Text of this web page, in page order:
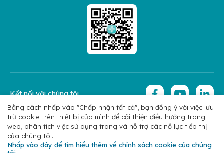
Chính sách bảo mật Copyright 2026 © Hoan My Corporation
Kết nối với chúng tôi
Bằng cách nhấp vào "Chấp nhận tất cả", bạn đồng ý với việc lưu
trữ cookie trên thiết bị của mình để cải thiện điều hướng trang
web, phân tích việc sử dụng trang và hỗ trợ các nỗ lực tiếp thị
của chúng tôi.
Nhấp vào đây để tìm hiểu thêm về chính sách cookie của chúng